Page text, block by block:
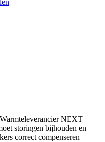
storingen bijhouden en
correct compenseren